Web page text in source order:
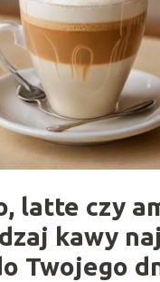
latte czy
kawy
Twojego